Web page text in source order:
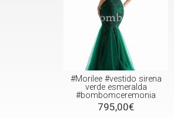
#Morilee #vestido sirena
verde esmeralda
#bombomceremonia
795,00€